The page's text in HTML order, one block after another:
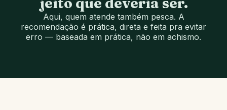
Aqui, quem atende também pesca. A
recomendação é prática, direta e feita pra evitar
erro — baseada em prática, não em achismo.